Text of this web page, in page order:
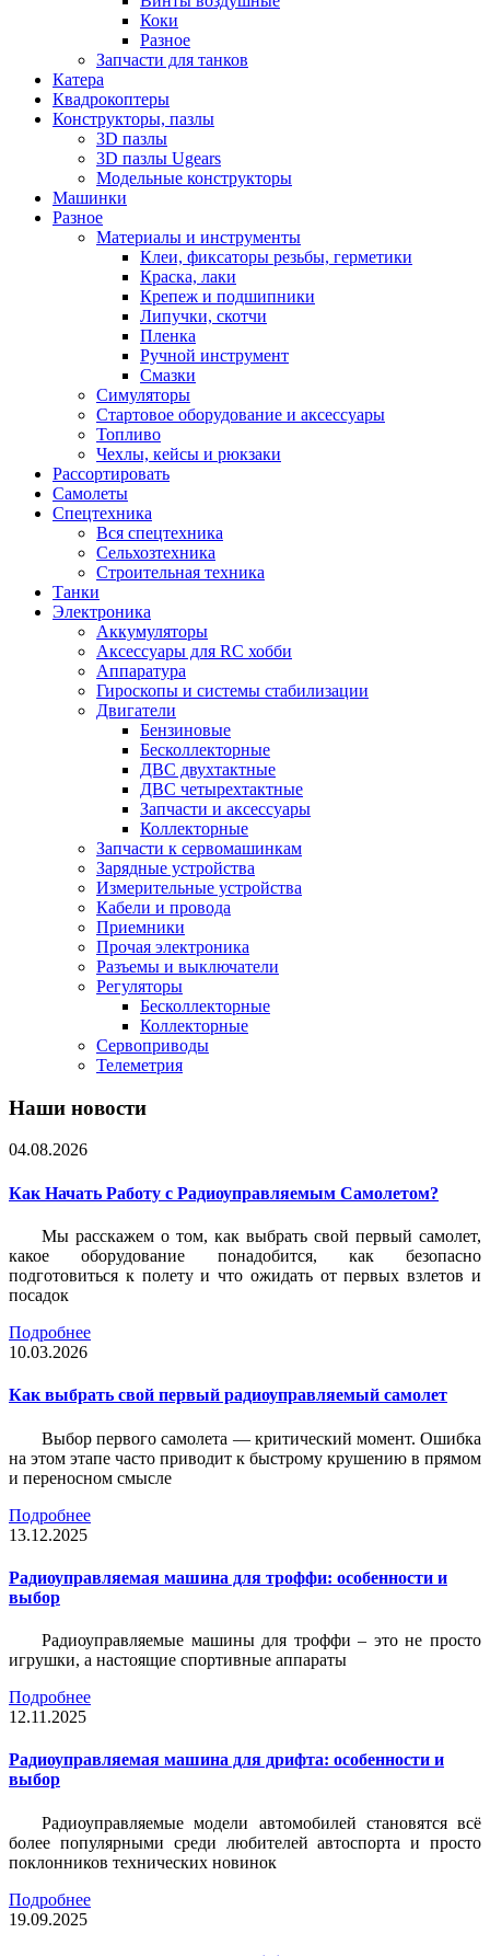
Коки
Разное
Запчасти для танков
Катера
Квадрокоптеры
Конструкторы, пазлы
3D пазлы
3D пазлы Ugears
Модельные конструкторы
Машинки
Разное
Материалы и инструменты
Клеи, фиксаторы резьбы, герметики
Краска, лаки
Крепеж и подшипники
Липучки, скотчи
Пленка
Ручной инструмент
Смазки
Симуляторы
Стартовое оборудование и аксессуары
Топливо
Чехлы, кейсы и рюкзаки
Рассортировать
Самолеты
Спецтехника
Вся спецтехника
Сельхозтехника
Строительная техника
Танки
Электроника
Аккумуляторы
Аксессуары для RC хобби
Аппаратура
Гироскопы и системы стабилизации
Двигатели
Бензиновые
Бесколлекторные
ДВС двухтактные
ДВС четырехтактные
Запчасти и аксессуары
Коллекторные
Запчасти к сервомашинкам
Зарядные устройства
Измерительные устройства
Кабели и провода
Приемники
Прочая электроника
Разъемы и выключатели
Регуляторы
Бесколлекторные
Коллекторные
Сервоприводы
Телеметрия
Наши новости
04.08.2026
Как Начать Работу с Радиоуправляемым Самолетом?
Мы расскажем о том, как выбрать свой первый самолет,
какое оборудование понадобится, как безопасно
подготовиться к полету и что ожидать от первых взлетов и
посадок
Подробнее
10.03.2026
Как выбрать свой первый радиоуправляемый самолет
Выбор первого самолета — критический момент. Ошибка
на этом этапе часто приводит к быстрому крушению в прямом
и переносном смысле
Подробнее
13.12.2025
Радиоуправляемая машина для троффи: особенности и
выбор
Радиоуправляемые машины для троффи – это не просто
игрушки, а настоящие спортивные аппараты
Подробнее
12.11.2025
Радиоуправляемая машина для дрифта: особенности и
выбор
Радиоуправляемые модели автомобилей становятся всё
более популярными среди любителей автоспорта и просто
поклонников технических новинок
Подробнее
19.09.2025